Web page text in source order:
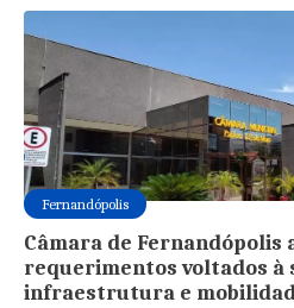
Fernandópolis
Câmara de Fernandópolis
requerimentos voltados à
infraestrutura e